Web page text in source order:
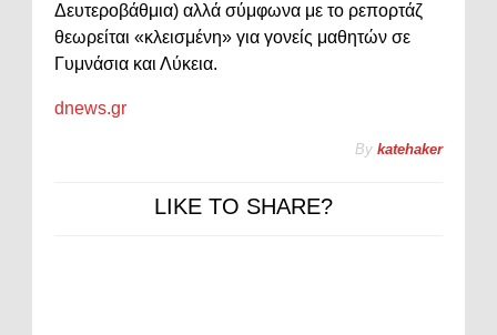
Δευτεροβάθμια) αλλά σύμφωνα με το ρεπορτάζ
θεωρείται «κλεισμένη» για γονείς μαθητών σε
Γυμνάσια και Λύκεια.
dnews.gr
By katehaker
LIKE TO SHARE?